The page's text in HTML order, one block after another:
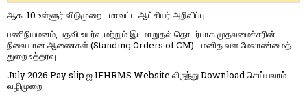
ஆக. 10 உள்ளூர் விடுமுறை - மாவட்ட ஆட்சியர் அறிவிப்பு
பணிநியமனம், பதவி உயர்வு மற்றும் இடமாறுதல் தொடர்பாக முதலமைச்சரின்
நிலையான ஆணைகள் (Standing Orders of CM) - மனித வள மேலாண்மைத்
துறை உத்தரவு
July 2026 Pay slip ஐ IFHRMS Website லிருந்து Download செய்யலாம் -
வழிமுறை